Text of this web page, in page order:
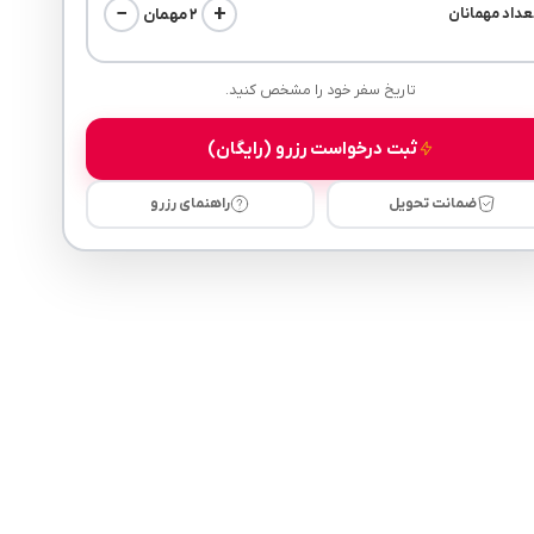
مهمانان − ۲ مهمان +
تاریخ سفر خود را مشخص کنید.
ثبت درخواست رزرو (رایگان)
ضمانت تحویل راهنمای رزرو